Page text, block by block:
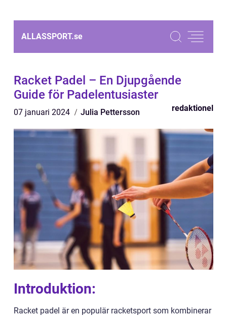
ALLASSPORT.se
Racket Padel – En Djupgående
Guide för Padelentusiaster
07 januari 2024 Julia Pettersson redaktionel
Introduktion:
Racket padel är en populär racketsport som kombinerar